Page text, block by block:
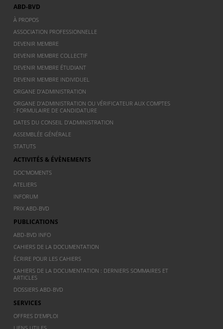
ABD-BVD
À PROPOS
ASSOCIATION PROFESSIONNELLE
DEVENIR MEMBRE
DEVENIR MEMBRE COLLECTIF
DEVENIR MEMBRE ÉTUDIANT
DEVENIR MEMBRE INDIVIDUEL
ORGANE D’ADMINISTRATION
ORGANE D’ADMINISTRATION OU VÉRIFICATEUR AUX COMPTES
: FORMULAIRE DE CANDIDATURE
DATES DU CONSEIL D’ADMINISTRATION
ASSEMBLÉE GÉNÉRALE
STATUTS
ACTIVITÉS & ÉVÈNEMENTS
DOC’MOMENTS
ATELIERS
INFORUM
PRIX ABD-BVD
PUBLICATIONS
ABD-BVD INFO
CAHIERS DE LA DOCUMENTATION
ÉCRIRE POUR LES CAHIERS
CAHIERS DE LA DOCUMENTATION : DERNIERS SOMMAIRES ET
ARTICLES
DOSSIERS ABD-BVD
SERVICES
OFFRES D’EMPLOI